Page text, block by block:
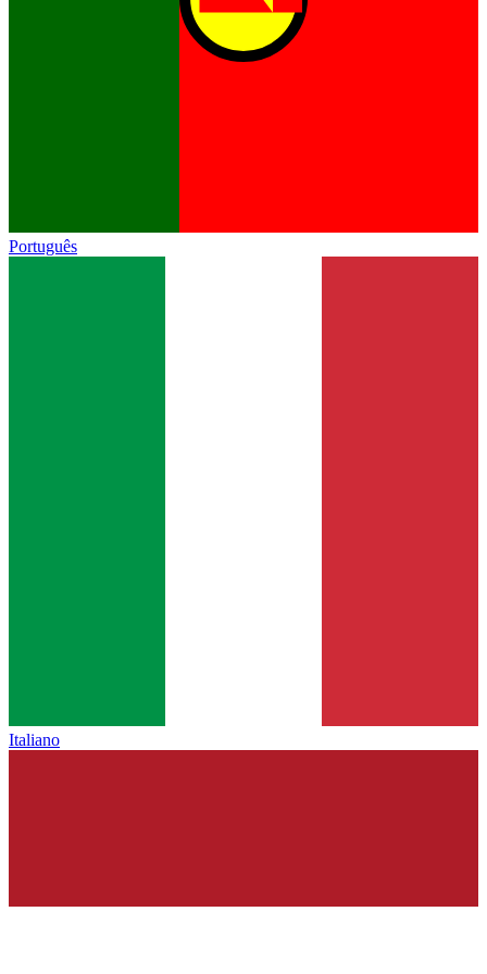
Português
Italiano